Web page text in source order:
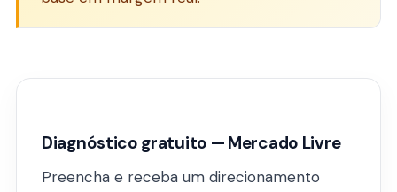
Diagnóstico gratuito — Mercado Livre
Preencha e receba um direcionamento